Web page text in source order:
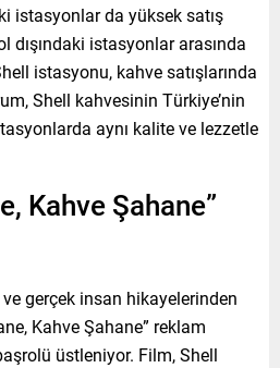
istasyonlar da yüksek satış
dışındaki istasyonlar arasında
istasyonu, kahve satışlarında
Shell kahvesinin Türkiye’nin
aynı kalite ve lezzetle
Kahve Şahane”
gerçek insan hikayelerinden
Kahve Şahane” reklam
üstleniyor. Film, Shell